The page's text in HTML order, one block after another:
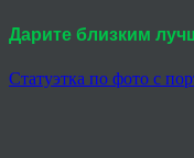
Дарите близким
Статуэтка по фото с